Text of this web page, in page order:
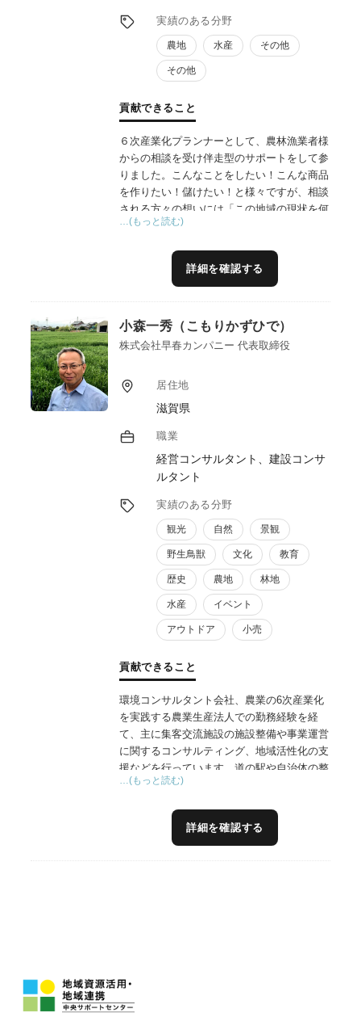
実績のある分野
農地 水産 その他
その他
貢献できること
６次産業化プランナーとして、農林漁業者様
からの相談を受け伴走型のサポートをして参
りました。こんなことをしたい！こんな商品
を作りたい！儲けたい！と様々ですが、相談
される方々の想いには「この地域の現状を何
とか変えたい」という共通点がありました。
資源を活かした成功事例を実装する人材を育
成し、持続可能な農林漁業者様の想いを実現
…(もっと読む)
詳細を確認する
小森一秀（こもりかずひで）
株式会社早春カンパニー 代表取締役
居住地
滋賀県
職業
経営コンサルタント、建設コンサ
ルタント
実績のある分野
観光 自然 景観
野生鳥獣 文化 教育
歴史 農地 林地
水産 イベント
アウトドア 小売
貢献できること
環境コンサルタント会社、農業の6次産業化
を実践する農業生産法人での勤務経験を経
て、主に集客交流施設の施設整備や事業運営
に関するコンサルティング、地域活性化の支
援などを行っています。道の駅や自治体の整
備した農業公園等の管理運営にも指定管理者
スとした集客交流施設の整備運営やイベン
ト、体験プログラムの企画運営などについて
…(もっと読む)
詳細を確認する